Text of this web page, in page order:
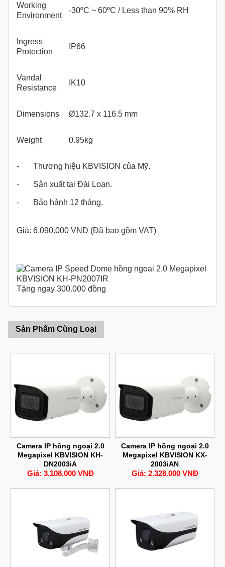
Working
Environment
-30ºC ~ 60ºC / Less than 90% RH
Ingress
Protection
IP66
Vandal
Resistance
IK10
Dimensions Ø132.7 x 116.5 mm
Weight 0.95kg
- Thương hiệu KBVISION của Mỹ.
- Sản xuất tại Đài Loan.
- Bảo hành 12 tháng.
Giá: 6.090.000 VND (Đã bao gồm VAT)
Tặng ngay 300.000 đồng
Sản Phẩm Cùng Loại
Camera IP hồng ngoại 2.0
Megapixel KBVISION KH-
DN2003iA
Giá: 3.108.000 VNĐ
Camera IP hồng ngoại 2.0
Megapixel KBVISION KX-
2003iAN
Giá: 2.328.000 VNĐ